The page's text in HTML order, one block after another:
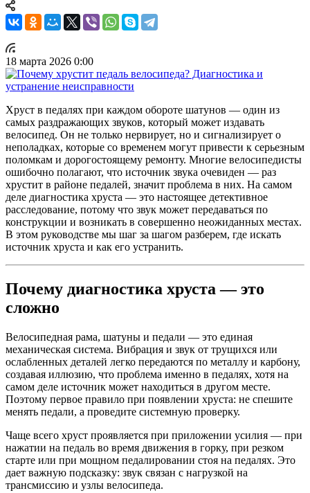
18 марта 2026 0:00
Хруст в педалях при каждом обороте шатунов — один из
самых раздражающих звуков, который может издавать
велосипед. Он не только нервирует, но и сигнализирует о
неполадках, которые со временем могут привести к серьезным
поломкам и дорогостоящему ремонту. Многие велосипедисты
ошибочно полагают, что источник звука очевиден — раз
хрустит в районе педалей, значит проблема в них. На самом
деле диагностика хруста — это настоящее детективное
расследование, потому что звук может передаваться по
конструкции и возникать в совершенно неожиданных местах.
В этом руководстве мы шаг за шагом разберем, где искать
источник хруста и как его устранить.
Почему диагностика хруста — это
сложно
Велосипедная рама, шатуны и педали — это единая
механическая система. Вибрация и звук от трущихся или
ослабленных деталей легко передаются по металлу и карбону,
создавая иллюзию, что проблема именно в педалях, хотя на
самом деле источник может находиться в другом месте.
Поэтому первое правило при появлении хруста: не спешите
менять педали, а проведите системную проверку.
Чаще всего хруст проявляется при приложении усилия — при
нажатии на педаль во время движения в горку, при резком
старте или при мощном педалировании стоя на педалях. Это
дает важную подсказку: звук связан с нагрузкой на
трансмиссию и узлы велосипеда.